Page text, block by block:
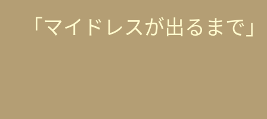
「マイドレスが出るまで